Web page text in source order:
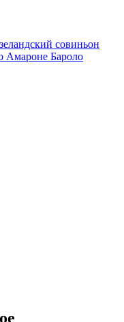
совиньон
Амароне Бароло